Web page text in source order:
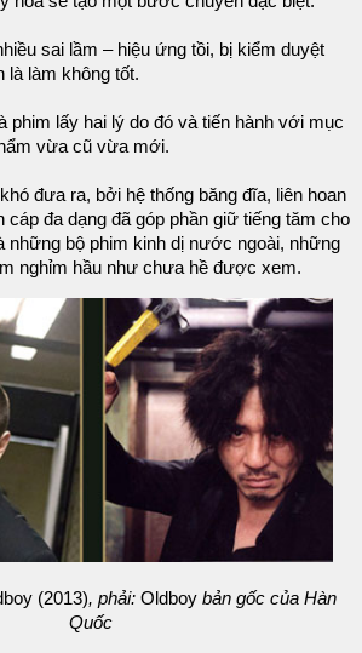
sai lầm – hiệu ứng tồi, bị kiểm duyệt
là làm không tốt.
phim lấy hai lý do đó và tiến hành với mục
vừa cũ vừa mới.
đưa ra, bởi hệ thống băng đĩa, liên hoan
cáp đa dạng đã góp phần giữ tiếng tăm cho
những bộ phim kinh dị nước ngoài, những
nghỉm hầu như chưa hề được xem.
(2013), phải: Oldboy bản gốc của Hàn
Quốc